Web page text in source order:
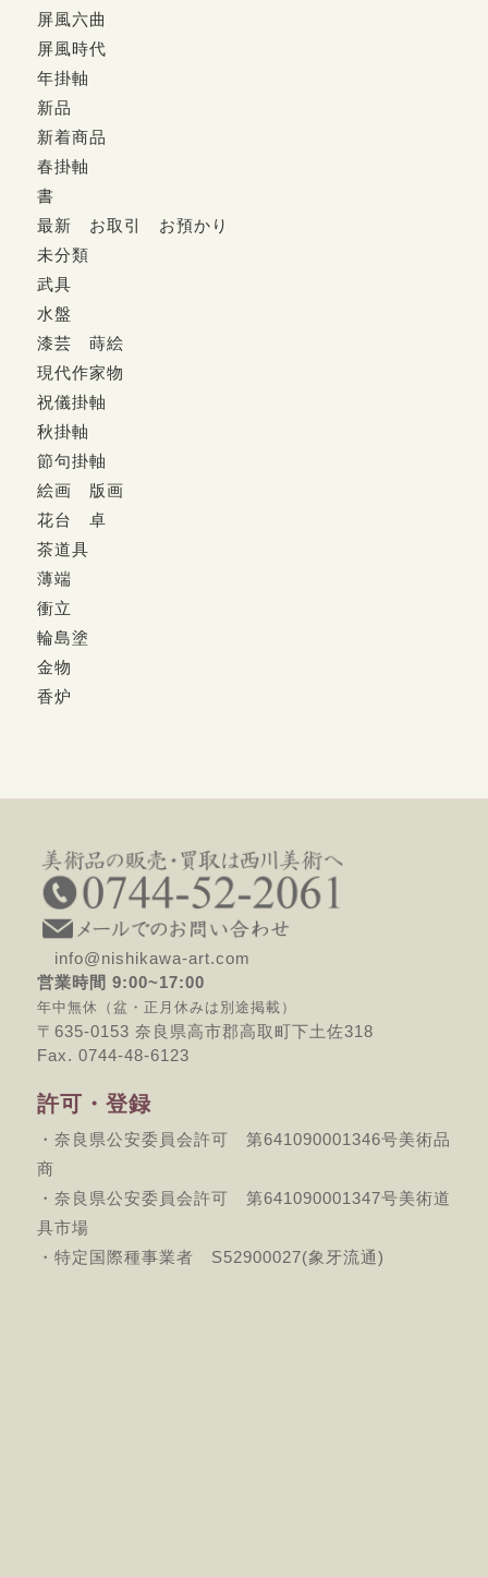
屏風六曲
屏風時代
年掛軸
新品
新着商品
春掛軸
書
最新 お取引 お預かり
未分類
武具
水盤
漆芸 蒔絵
現代作家物
祝儀掛軸
秋掛軸
節句掛軸
絵画 版画
花台 卓
茶道具
薄端
衝立
輪島塗
金物
香炉
info@nishikawa-art.com
営業時間 9:00~17:00
年中無休（盆・正月休みは別途掲載）
〒635-0153 奈良県高市郡高取町下土佐318
Fax. 0744-48-6123
許可・登録
・奈良県公安委員会許可 第641090001346号美術品
商
・奈良県公安委員会許可 第641090001347号美術道
具市場
・特定国際種事業者 S52900027(象牙流通)